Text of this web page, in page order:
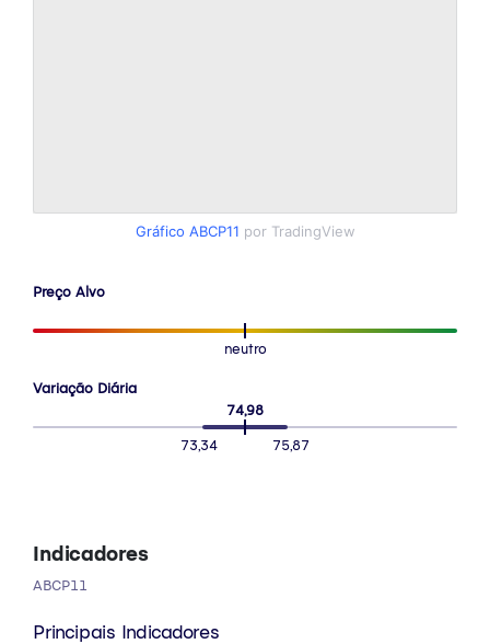
Gráfico ABCP11 por TradingView
Preço Alvo
neutro
Variação Diária
74,98
73,34
75,87
Indicadores
ABCP11
Principais Indicadores